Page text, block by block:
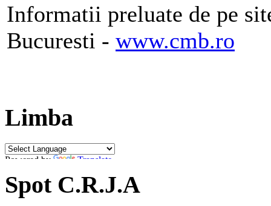
Informatii preluate de pe
Bucuresti - www.cmb.ro
Limba
Powered by Translate
Spot C.R.J.A